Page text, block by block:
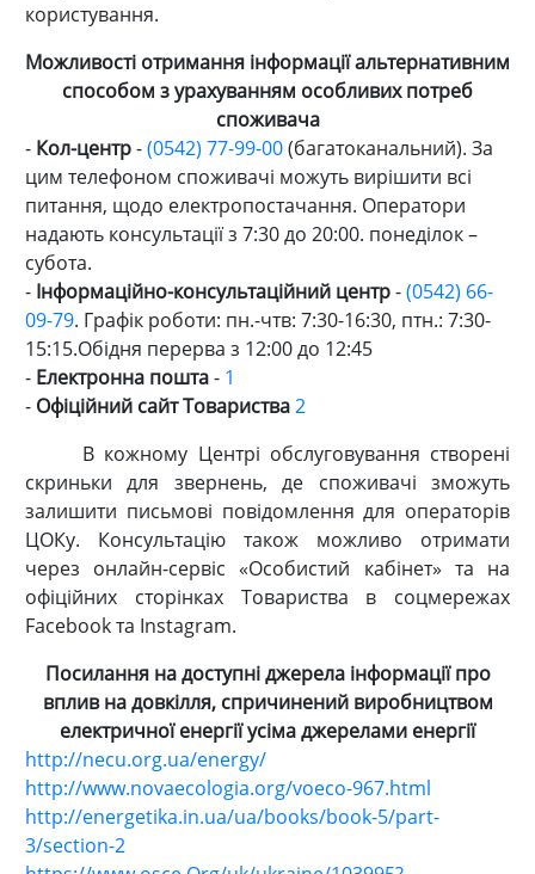
користування.
Можливості отримання інформації альтернативним
способом з урахуванням особливих потреб
споживача
- Кол-центр-(0542) 77-99-00(багатоканальний). За
цим телефоном споживачі можуть вирішити всі
питання, щодо електропостачання. Оператори
надають консультації з 7:30 до 20:00. понеділок –
субота.
- Інформаційно-консультаційний центр-(0542) 66-
09-79. Графік роботи: пн.-чтв: 7:30-16:30, птн.: 7:30-
15:15.Обідня перерва з 12:00 до 12:45
- Електронна пошта- 1
- Офіційний сайт Товариства2
В кожному Центрі обслуговування створені
скриньки для звернень, де споживачі зможуть
залишити письмові повідомлення для операторів
ЦОКу. Консультацію також можливо отримати
через онлайн-сервіс «Особистий кабінет» та на
офіційних сторінках Товариства в соцмережах
Facebook та Instagram.
Посилання на доступні джерела інформації про
вплив на довкілля, спричинений виробництвом
електричної енергії усіма джерелами енергії
http://necu.org.ua/energy/
http://www.novaecologia.org/voeco-967.html
http://energetika.in.ua/ua/books/book-5/part-
3/section-2